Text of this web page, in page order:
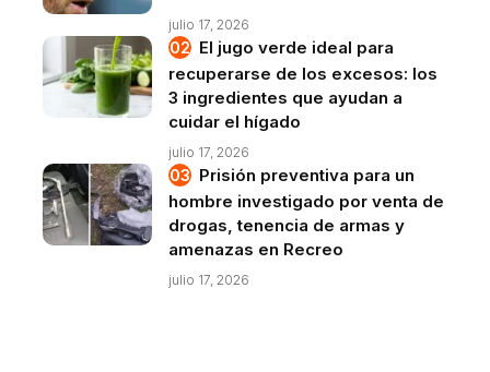
julio 17, 2026
El jugo verde ideal para
recuperarse de los excesos: los
3 ingredientes que ayudan a
cuidar el hígado
julio 17, 2026
Prisión preventiva para un
hombre investigado por venta de
drogas, tenencia de armas y
amenazas en Recreo
julio 17, 2026